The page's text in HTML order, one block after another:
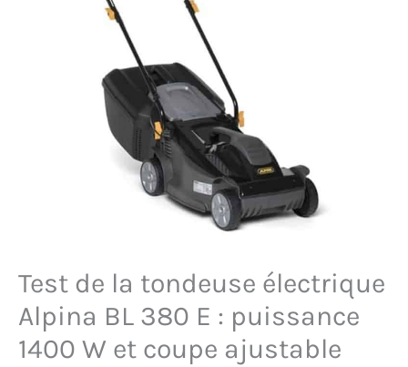
Test de la tondeuse électrique
Alpina BL 380 E : puissance
1400 W et coupe ajustable